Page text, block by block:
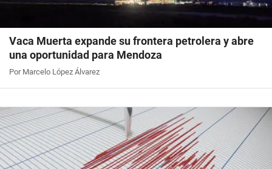
Vaca Muerta expande su frontera petrolera y abre
una oportunidad para Mendoza
Por Marcelo López Álvarez